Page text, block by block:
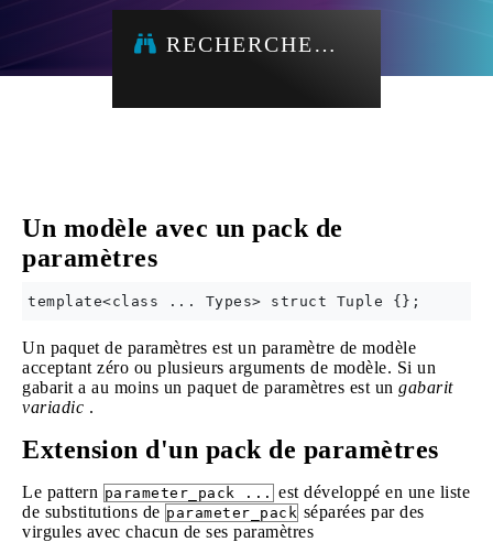
RECHERCHE…
Un modèle avec un pack de
paramètres
Un paquet de paramètres est un paramètre de modèle
acceptant zéro ou plusieurs arguments de modèle. Si un
gabarit a au moins un paquet de paramètres est un gabarit
variadic .
Extension d'un pack de paramètres
Le pattern parameter_pack ... est développé en une liste
de substitutions de parameter_pack séparées par des
virgules avec chacun de ses paramètres